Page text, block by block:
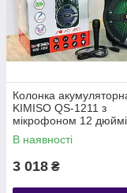
Колонка
KIMISO QS-1211 з
мікрофоном 12
W/USB/BT/FM/TWS)
В наявності
3 018 ₴